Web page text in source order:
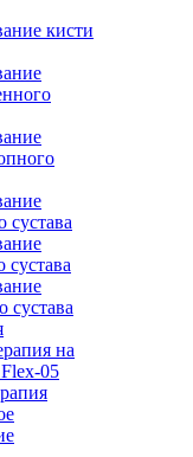
кисти
сустава
сустава
сустава
на
05